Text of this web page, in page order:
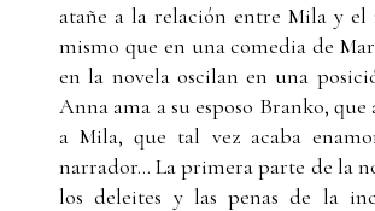
atañe a la relación entre Mila y el
mismo que en una comedia de
en la novela oscilan en una
Anna ama a su esposo Branko, que
a Mila, que tal vez acaba
narrador... La primera parte de la
los deleites y las penas de la